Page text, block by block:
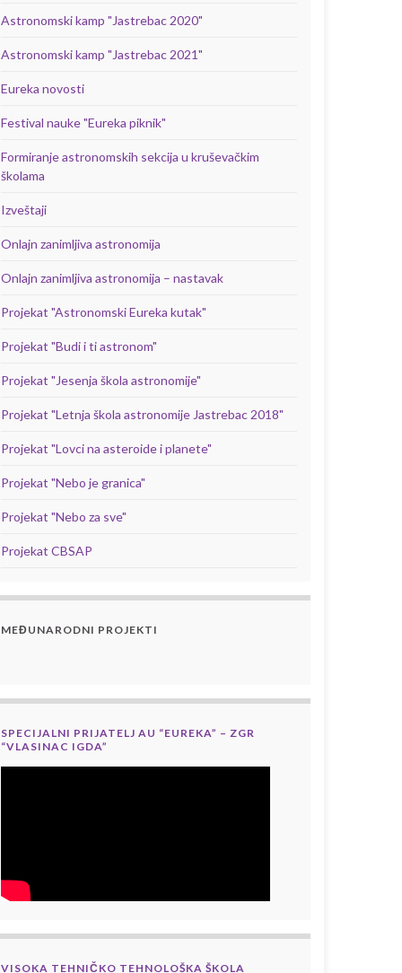
Astronomski kamp "Jastrebac 2020"
Astronomski kamp "Jastrebac 2021"
Eureka novosti
Festival nauke "Eureka piknik"
Formiranje astronomskih sekcija u kruševačkim
školama
Izveštaji
Onlajn zanimljiva astronomija
Onlajn zanimljiva astronomija – nastavak
Projekat "Astronomski Eureka kutak"
Projekat "Budi i ti astronom"
Projekat "Jesenja škola astronomije"
Projekat "Letnja škola astronomije Jastrebac 2018"
Projekat "Lovci na asteroide i planete"
Projekat "Nebo je granica"
Projekat "Nebo za sve"
Projekat CBSAP
MEĐUNARODNI PROJEKTI
SPECIJALNI PRIJATELJ AU “EUREKA” – ZGR
“VLASINAC IGDA”
VISOKA TEHNIČKO TEHNOLOŠKA ŠKOLA